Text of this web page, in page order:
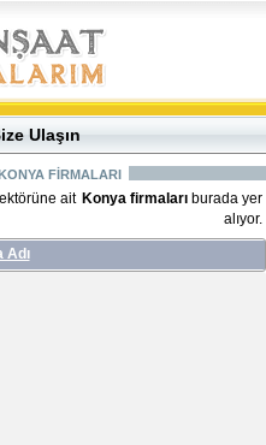
Ulaşın
FİRMALARI
ait Konya firmaları burada yer
alıyor.
Adı